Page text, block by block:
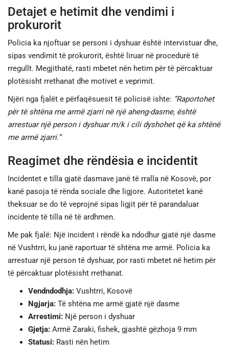
Detajet e hetimit dhe vendimi i
prokurorit
Policia ka njoftuar se personi i dyshuar është intervistuar dhe,
sipas vendimit të prokurorit, është liruar në procedurë të
rregullt. Megjithatë, rasti mbetet nën hetim për të përcaktuar
plotësisht rrethanat dhe motivet e veprimit.
Njëri nga fjalët e përfaqësuesit të policisë ishte: “Raportohet
për të shtëna me armë zjarri në një aheng-dasme, është
arrestuar një person i dyshuar m/k i cili dyshohet që ka shtënë
me armë zjarri.”
Reagimet dhe rëndësia e incidentit
Incidentet e tilla gjatë dasmave janë të rralla në Kosovë, por
kanë pasoja të rënda sociale dhe ligjore. Autoritetet kanë
theksuar se do të veprojnë sipas ligjit për të parandaluar
incidente të tilla në të ardhmen.
Me pak fjalë: Një incident i rëndë ka ndodhur gjatë një dasme
në Vushtrri, ku janë raportuar të shtëna me armë. Policia ka
arrestuar një person të dyshuar, por rasti mbetet në hetim për
të përcaktuar plotësisht rrethanat.
Vendndodhja: Vushtrri, Kosovë
Ngjarja: Të shtëna me armë gjatë një dasme
Arrestimi: Një person i dyshuar
Gjetja: Armë Zaraki, fishek, gjashtë gëzhoja 9 mm
Statusi: Rasti nën hetim